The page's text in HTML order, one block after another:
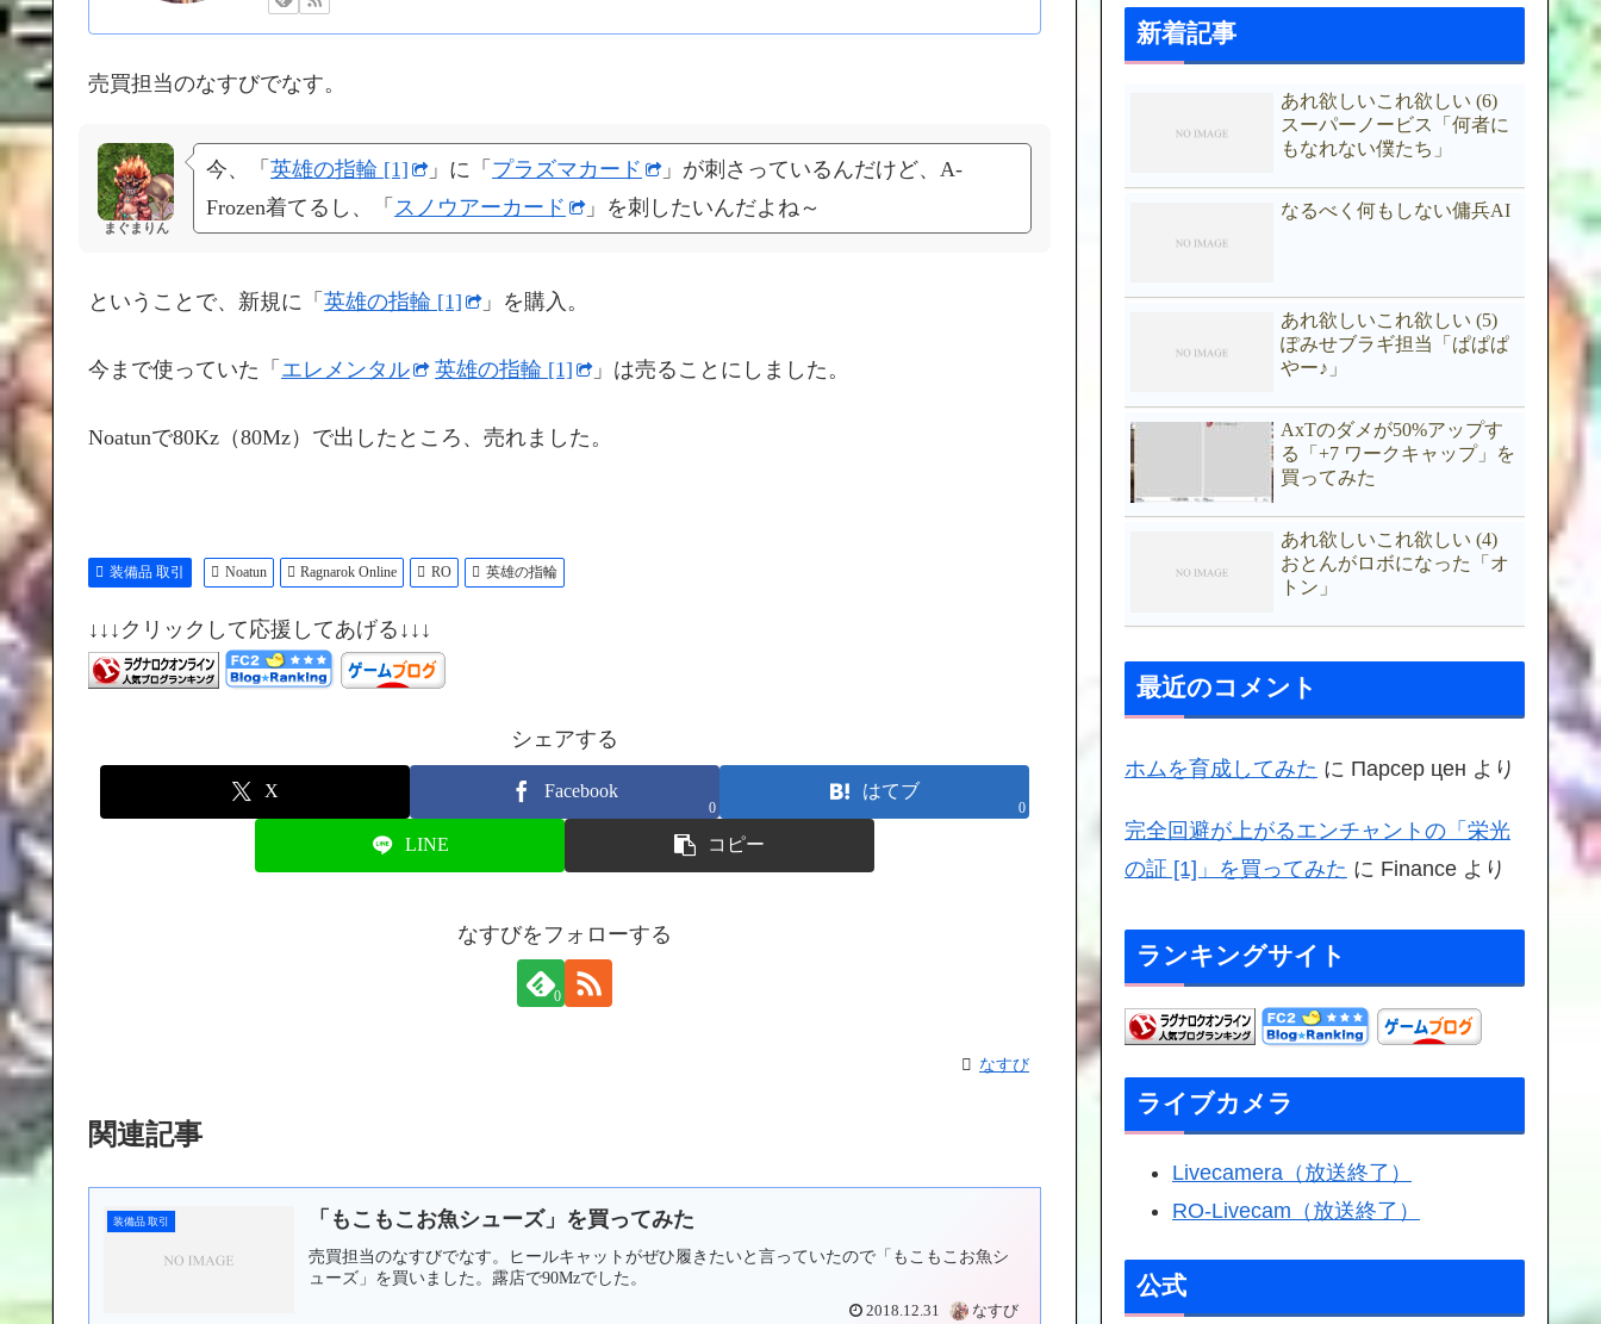
売買担当のなすびでなす。
まぐまりん
今、「 英雄の指輪 [1] 」に「 プラズマカード
」が刺さっているんだけど、A-
Frozen着てるし、「 スノウアーカード 」を刺したいんだよね～
ということで、新規に「 英雄の指輪 [1] 」を購入。
今まで使っていた「 エレメンタル 英雄の指輪 [1] 」は売ることにしました。
Noatunで80Kz（80Mz）で出したところ、売れました。
装備品 取引 Noatun Ragnarok Online RO 英雄の指輪
↓↓↓クリックして応援してあげる↓↓↓
シェアする
X Facebook
0
はてブ
0
LINE コピー
なすびをフォローする
0
なすび
関連記事
装備品 取引 「もこもこお魚シューズ」を買ってみた
売買担当のなすびでなす。ヒールキャットがぜひ履きたいと言っていたので「もこもこお魚シ
ューズ」を買いました。露店で90Mzでした。
2018.12.31 なすび
新着記事
あれ欲しいこれ欲しい (6)
スーパーノービス「何者に
もなれない僕たち」
なるべく何もしない傭兵AI
あれ欲しいこれ欲しい (5)
ぽみせブラギ担当「ぱぱぱ
やー♪」
AxTのダメが50%アップす
る「+7 ワークキャップ」を
買ってみた
あれ欲しいこれ欲しい (4)
おとんがロボになった「オ
トン」
最近のコメント
ホムを育成してみた に Парсер цен より
完全回避が上がるエンチャントの「栄光
の証 [1]」を買ってみた に Finance より
ランキングサイト
ライブカメラ
Livecamera（放送終了）
RO-Livecam（放送終了）
公式